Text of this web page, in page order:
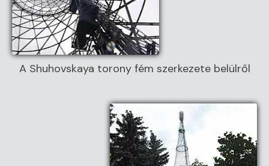
A Shuhovskaya torony fém szerkezete belülről